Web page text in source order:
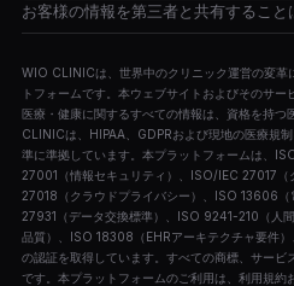
お客様の情報を第三者と共有すること
WIO CLINICは、世界中のクリニック運営の変革
トフォームです。本ウェブサイトおよびそのサー
医療・健康に関するすべての情報は、資格を持
CLINICは、HIPAA、GDPRおよび現地の医療規
準に準拠しています。本プラットフォームは、
27001（情報セキュリティ）、ISO/IEC 27017（
27018（クラウドプライバシー）、ISO 13606
27931（データ交換標準）、ISO 9241-210（人
品質）、ISO 18308（EHRアーキテクチャ要件
の認証を取得しています。すべての商標、サー
です。本プラットフォームのご利用は、利用規